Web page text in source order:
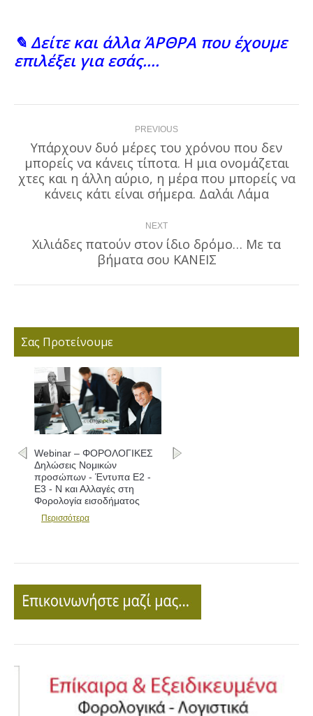
✎ Δείτε και άλλα ΆΡΘΡΑ που έχουμε
επιλέξει για εσάς….
navigation PREVIOUS
Previous
post:
Υπάρχουν δυό μέρες του χρόνου που δεν
μπορείς να κάνεις τίποτα. Η μια ονομάζεται
χτες και η άλλη αύριο, η μέρα που μπορείς να
κάνεις κάτι είναι σήμερα. Δαλάι Λάμα
NEXT
Next
post:
Χιλιάδες πατούν στον ίδιο δρόμο… Με τα
βήματα σου ΚΑΝΕΙΣ
Σας Προτείνουμε
Webinar – ΦΟΡΟΛΟΓΙΚΕΣ
Δηλώσεις Νομικών
προσώπων - Έντυπα Ε2 -
Ε3 - Ν και Αλλαγές στη
Φορολογία εισοδήματος
Περισσότερα